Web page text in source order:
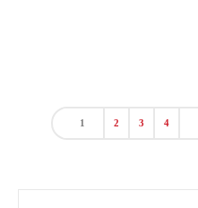
1 2 3 4